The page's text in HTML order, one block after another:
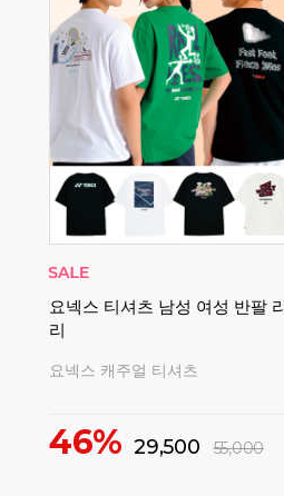
요넥스 배드민턴 테니스 타올
월 AC5802
오후 3시 이전 주문 시 당일 발송
20% 9,500 12,000